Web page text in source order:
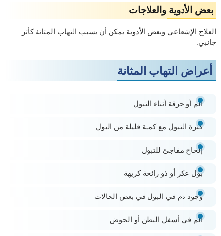
بعض الأدوية والعلاجات
العلاج الإشعاعي وبعض الأدوية يمكن أن يسبب التهاب المثانة كأثر
جانبي.
أعراض التهاب المثانة
ألم أو حرقة أثناء التبول
كثرة التبول مع كمية قليلة من البول
إلحاح مفاجئ للتبول
بول عكر أو ذو رائحة كريهة
وجود دم في البول في بعض الحالات
ألم في أسفل البطن أو الحوض